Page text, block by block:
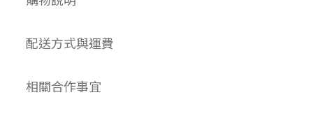
配送方式與運費
相關合作事宜